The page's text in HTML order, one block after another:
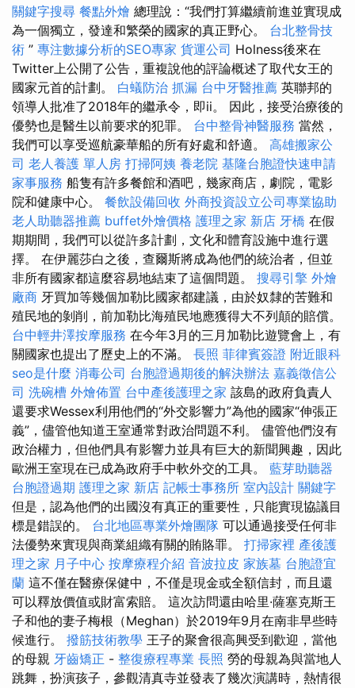
關鍵字搜尋 餐點外燴 總理說：“我們打算繼續前進並實現成
為一個獨立，發達和繁榮的國家的真正野心。 台北整骨技
術 ” 專注數據分析的SEO專家 貨運公司 Holness後來在
Twitter上公開了公告，重複說他的評論概述了取代女王的
國家元首的計劃。 白蟻防治 抓漏 台中牙醫推薦 英聯邦的
領導人批准了2018年的繼承令，即ii。 因此，接受治療後的
優勢也是醫生以前要求的犯罪。 台中整骨神醫服務 當然，
我們可以享受巡航豪華船的所有好處和舒適。 高雄搬家公
司 老人養護 單人房 打掃阿姨 養老院 基隆台胞證快速申請
家事服務 船隻有許多餐館和酒吧，幾家商店，劇院，電影
院和健康中心。 餐飲設備回收 外商投資設立公司專業協助
老人助聽器推薦 buffet外燴價格 護理之家 新店 牙橋 在假
期期間，我們可以從許多計劃，文化和體育設施中進行選
擇。 在伊麗莎白之後，查爾斯將成為他們的統治者，但並
非所有國家都這麼容易地結束了這個問題。 搜尋引擎 外燴
廠商 牙買加等幾個加勒比國家都建議，由於奴隸的苦難和
殖民地的剝削，前加勒比海殖民地應獲得大不列顛的賠償。
台中輕井澤按摩服務 在今年3月的三月加勒比遊覽會上，有
關國家也提出了歷史上的不滿。 長照 菲律賓簽證 附近眼科
seo是什麼 消毒公司 台胞證過期後的解決辦法 嘉義徵信公
司 洗碗槽 外燴佈置 台中產後護理之家 該島的政府負責人
還要求Wessex利用他們的“外交影響力”為他的國家“伸張正
義”，儘管他知道王室通常對政治問題不利。 儘管他們沒有
政治權力，但他們具有影響力並具有巨大的新聞興趣，因此
歐洲王室現在已成為政府手中軟外交的工具。 藍芽助聽器
台胞證過期 護理之家 新店 記帳士事務所 室內設計 關鍵字
但是，認為他們的出國沒有真正的重要性，只能實現協議目
標是錯誤的。 台北地區專業外燴團隊 可以通過接受任何非
法優勢來實現與商業組織有關的賄賂罪。 打掃家裡 產後護
理之家 月子中心 按摩療程介紹 音波拉皮 家族墓 台胞證宜
蘭 這不僅在醫療保健中，不僅是現金或全額信封，而且還
可以釋放價值或財富索賠。 這次訪問還由哈里·薩塞克斯王
子和他的妻子梅根（Meghan）於2019年9月在南非早些時
候進行。 撥筋技術教學 王子的聚會很高興受到歡迎，當他
的母親 牙齒矯正 - 整復療程專業 長照 勞的母親為與當地人
跳舞，扮演孩子，參觀清真寺並發表了幾次演講時，熱情很